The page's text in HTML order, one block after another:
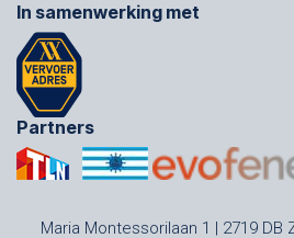
In samenwerking met
Partners
Maria Montessorilaan 1 | 2719 DB